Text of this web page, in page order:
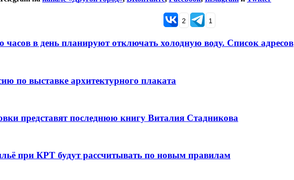
2 1
часов в день планируют отключать холодную воду. Список адресов
по выставке архитектурного плаката
представят последнюю книгу Виталия Стадникова
при КРТ будут рассчитывать по новым правилам